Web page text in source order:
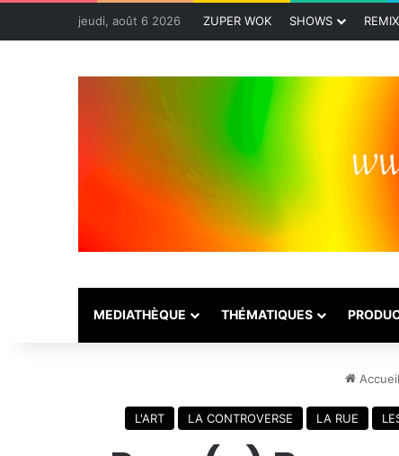
jeudi, août 6 2026 ZUPER WOK SHOWS REMIX
MEDIATHÈQUE THÉMATIQUES
Accueil
L'ART LA CONTROVERSE LA RUE